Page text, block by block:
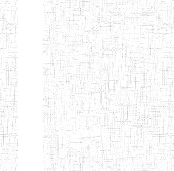
Chercher:
Effacer les filtres
Denomination
Type